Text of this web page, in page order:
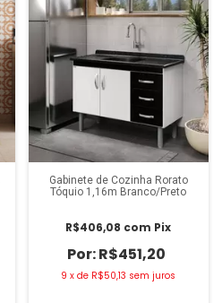
Gabinete de Cozinha Rorato
Tóquio 1,16m Branco/Preto
R$451,20
R$406,08 com Pix
9 xde R$50,13 sem juros